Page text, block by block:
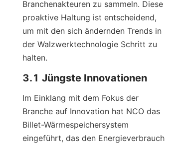
Branchenakteuren zu sammeln. Diese
proaktive Haltung ist entscheidend,
um mit den sich ändernden Trends in
der Walzwerktechnologie Schritt zu
halten.
3.1 Jüngste Innovationen
Im Einklang mit dem Fokus der
Branche auf Innovation hat NCO das
Billet-Wärmespeichersystem
eingeführt, das den Energieverbrauch